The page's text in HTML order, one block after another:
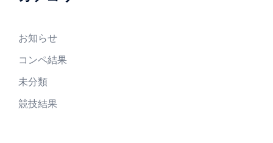
お知らせ
コンペ結果
未分類
競技結果